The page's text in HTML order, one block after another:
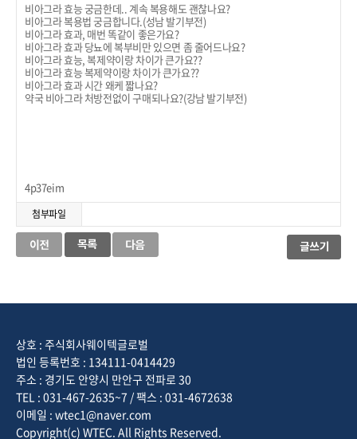
비아그라 효능 궁금한데.. 계속 복용해도 괜찮나요?
비아그라 복용법 궁금합니다.(성남 발기부전)
비아그라 효과, 매번 똑같이 좋은가요?
비아그라 효과 당뇨에 복부비만 있으면 좀 줄어드나요?
비아그라 효능, 복제약이랑 차이가 큰가요??
비아그라 효능 복제약이랑 차이가 큰가요??
비아그라 효과 시간 왜케 짧나요?
약국 비아그라 처방전없이 구매되나요?(강남 발기부전)
4p37eim
첨부파일
상호 : 주식회사웨이텍글로벌
법인 등록번호 : 134111-0414429
주소 : 경기도 안양시 만안구 전파로 30
TEL : 031-467-2635~7 / 팩스 : 031-4672638
이메일 : wtec1@naver.com
Copyright(c) WTEC. All Rights Reserved.